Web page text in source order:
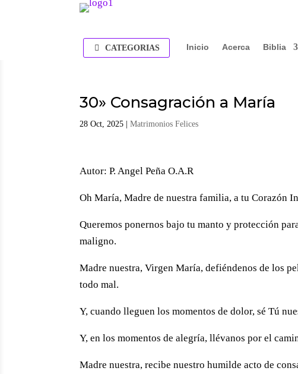
CATEGORIAS Inicio Acerca Biblia
30» Consagración a María
28 Oct, 2025 |Matrimonios Felices
Autor: P. Angel Peña O.A.R
Oh María, Madre de nuestra familia, a tu Corazón
Queremos ponernos bajo tu manto y protección
maligno.
Madre nuestra, Virgen María, defiéndenos de los
todo mal.
Y, cuando lleguen los momentos de dolor, sé Tú
Y, en los momentos de alegría, llévanos por el
Madre nuestra, recibe nuestro humilde acto de